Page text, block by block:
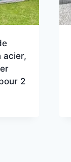
acier,
2